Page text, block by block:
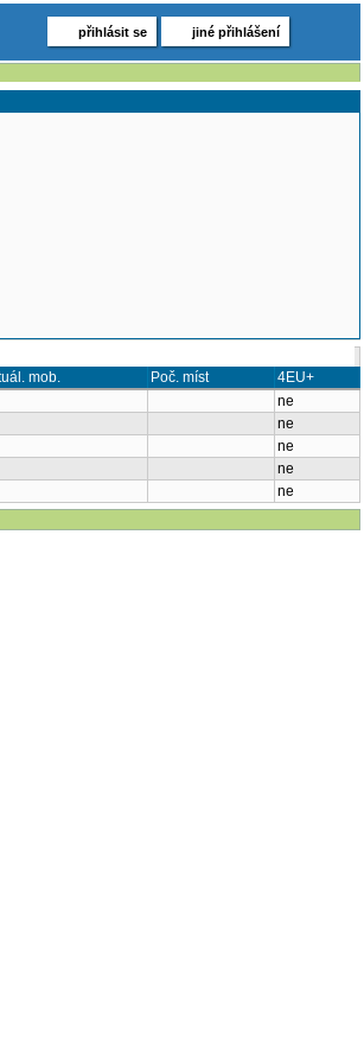
přihlásit se jiné přihlášení
mob. Poč. míst
4EU+
ne
ne
ne
ne